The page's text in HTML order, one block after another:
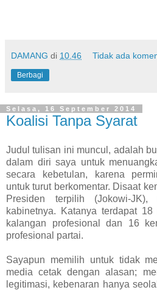
DAMANG di 10.46 Tidak ada
Berbagi
Selasa, 16 September 2014
Koalisi Tanpa Syarat
Judul tulisan ini muncul, adalah
dalam diri saya untuk
secara kebetulan, karena
untuk turut berkomentar. Disaat
Presiden terpilih (Jokowi-JK),
kabinetnya. Katanya terdapat
kalangan profesional dan 16
profesional partai.
Sayapun memilih untuk tidak
media cetak dengan alasan;
legitimasi, kebenaran hanya